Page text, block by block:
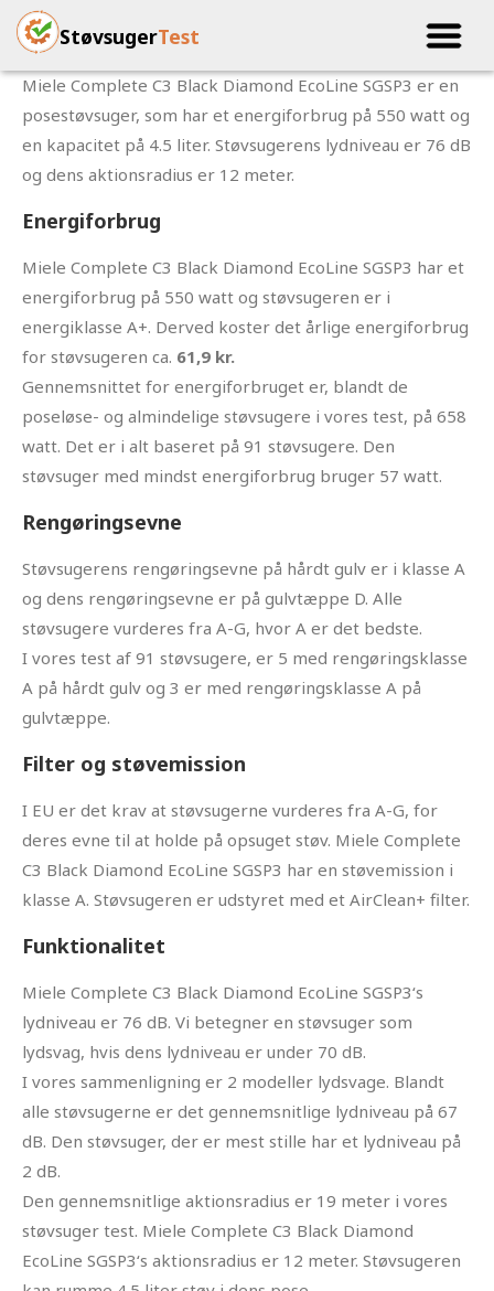
StøvsugerTest
Miele Complete C3 Black Diamond EcoLine SGSP3 er en
posestøvsuger, som har et energiforbrug på 550 watt og
en kapacitet på 4.5 liter. Støvsugerens lydniveau er 76 dB
og dens aktionsradius er 12 meter.
Energiforbrug
Miele Complete C3 Black Diamond EcoLine SGSP3 har et
energiforbrug på 550 watt og støvsugeren er i
energiklasse A+. Derved koster det årlige energiforbrug
for støvsugeren ca. 61,9 kr.
Gennemsnittet for energiforbruget er, blandt de
poseløse- og almindelige støvsugere i vores test, på 658
watt. Det er i alt baseret på 91 støvsugere. Den
støvsuger med mindst energiforbrug bruger 57 watt.
Rengøringsevne
Støvsugerens rengøringsevne på hårdt gulv er i klasse A
og dens rengøringsevne er på gulvtæppe D. Alle
støvsugere vurderes fra A-G, hvor A er det bedste.
I vores test af 91 støvsugere, er 5 med rengøringsklasse
A på hårdt gulv og 3 er med rengøringsklasse A på
gulvtæppe.
Filter og støvemission
I EU er det krav at støvsugerne vurderes fra A-G, for
deres evne til at holde på opsuget støv. Miele Complete
C3 Black Diamond EcoLine SGSP3 har en støvemission i
klasse A. Støvsugeren er udstyret med et AirClean+ filter.
Funktionalitet
Miele Complete C3 Black Diamond EcoLine SGSP3‘s
lydniveau er 76 dB. Vi betegner en støvsuger som
lydsvag, hvis dens lydniveau er under 70 dB.
I vores sammenligning er 2 modeller lydsvage. Blandt
alle støvsugerne er det gennemsnitlige lydniveau på 67
dB. Den støvsuger, der er mest stille har et lydniveau på
2 dB.
Den gennemsnitlige aktionsradius er 19 meter i vores
støvsuger test. Miele Complete C3 Black Diamond
EcoLine SGSP3‘s aktionsradius er 12 meter. Støvsugeren